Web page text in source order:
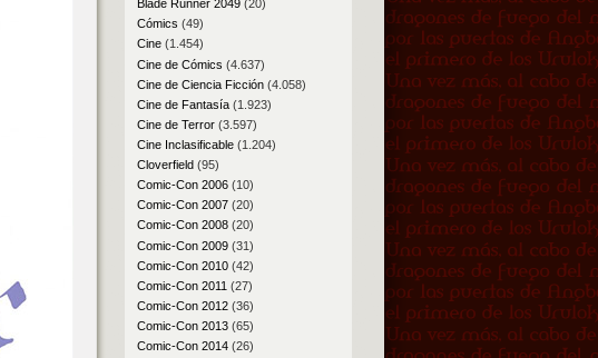
Blade Runner 2049(20)
Cómics (49)
Cine(1.454)
Cine de Cómics (4.637)
Cine de Ciencia Ficción(4.058)
Cine de Fantasía(1.923)
Cine de Terror(3.597)
Cine Inclasificable(1.204)
Cloverfield(95)
Comic-Con 2006(10)
Comic-Con 2007(20)
Comic-Con 2008(20)
Comic-Con 2009(31)
Comic-Con 2010(42)
Comic-Con 2011 (27)
Comic-Con 2012(36)
Comic-Con 2013(65)
Comic-Con 2014(26)